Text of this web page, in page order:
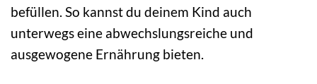
befüllen. So kannst du deinem Kind auch
unterwegs eine abwechslungsreiche und
ausgewogene Ernährung bieten.